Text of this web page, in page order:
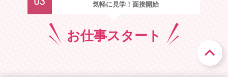
気軽に見学！面接開始
お仕事スタート